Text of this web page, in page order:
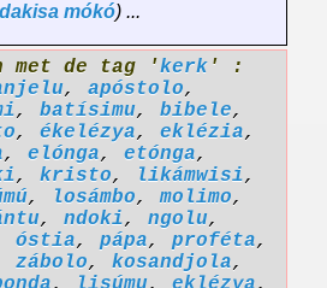
mókó) ...
met de tag 'kerk ' :
, apóstolo,
, batísimu, bibele,
, ékelézya, eklézia,
, elónga, etónga,
, kristo, likámwisi,
, losámbo,molimo,
, ndoki, ngolu,
óstia, pápa, proféta,
zábolo, kosandjola,